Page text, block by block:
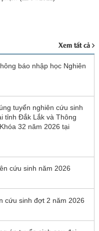
Xem tất cả
báo nhập học Nghiên
tuyển nghiên cứu sinh
tỉnh Đắk Lắk và Thông
32 năm 2026 tại
cứu sinh năm 2026
cứu sinh đợt 2 năm 2026